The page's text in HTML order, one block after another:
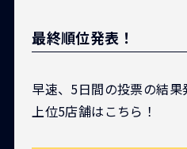
最終順位発表！
早速、5日間の投票の結
上位5店舗はこちら！